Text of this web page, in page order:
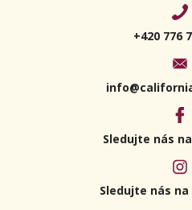
+420 776
Sledujte nás
Sledujte nás